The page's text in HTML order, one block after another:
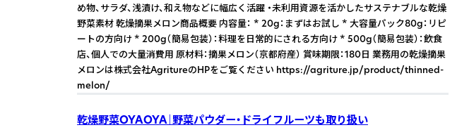
め物、サラダ、浅漬け、和え物などに幅広く活躍 ・未利用資源を活かしたサステナブルな乾燥
野菜素材 乾燥摘果メロン商品概要 内容量： * 20g：まずはお試し * 大容量パック80g：リピ
ートの方向け * 200g（簡易包装）：料理を日常的にされる方向け * 500g（簡易包装）：飲食
店、個人での大量消費用 原材料：摘果メロン（京都府産） 賞味期限：180日 業務用の乾燥摘果
メロンは株式会社AgritureのHPをご覧ください https://agriture.jp/product/thinned-
melon/
乾燥野菜OYAOYA｜野菜パウダー・ドライフルーツも取り扱い